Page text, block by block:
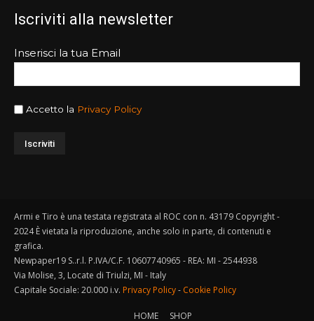
Iscriviti alla newsletter
Inserisci la tua Email
Accetto la Privacy Policy
Armi e Tiro è una testata registrata al ROC con n. 43179 Copyright -
2024 È vietata la riproduzione, anche solo in parte, di contenuti e
grafica.
Newpaper19 S..r.l. P.IVA/C.F. 10607740965 - REA: MI - 2544938
Via Molise, 3, Locate di Triulzi, MI - Italy
Capitale Sociale: 20.000 i.v. Privacy Policy- Cookie Policy
HOME SHOP